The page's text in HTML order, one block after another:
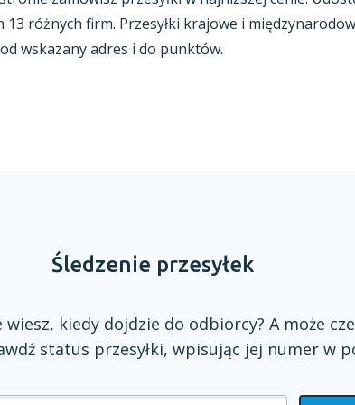
13 różnych firm. Przesyłki krajowe i
wskazany adres i do punktów.
Śledzenie przesyłek
wiesz, kiedy dojdzie do odbiorcy? A może
status przesyłki, wpisując jej numer w